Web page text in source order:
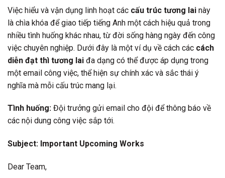
Việc hiểu và vận dụng linh hoạt các cấu trúc tương lai này
là chìa khóa để giao tiếp tiếng Anh một cách hiệu quả trong
nhiều tình huống khác nhau, từ đời sống hàng ngày đến công
việc chuyên nghiệp. Dưới đây là một ví dụ về cách các cách
diễn đạt thì tương lai đa dạng có thể được áp dụng trong
một email công việc, thể hiện sự chính xác và sắc thái ý
nghĩa mà mỗi cấu trúc mang lại.
Tình huống: Đội trưởng gửi email cho đội để thông báo về
các nội dung công việc sắp tới.
Subject: Important Upcoming Works
Dear Team,